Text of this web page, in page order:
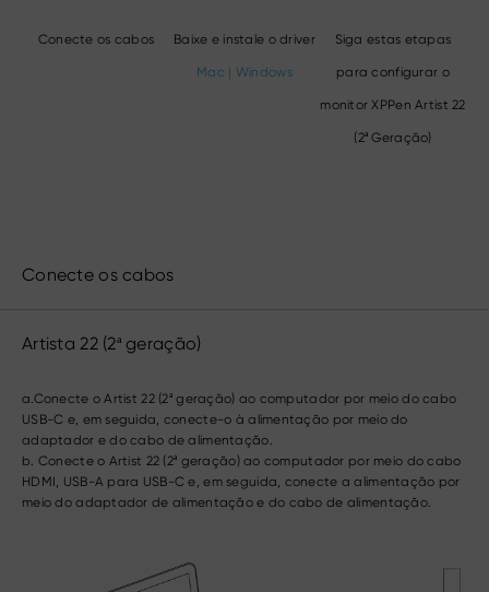
Conecte os cabos Baixe e instale o driver
Mac Windows
Siga estas etapas
para configurar o
monitor XPPen Artist 22
(2ª Geração)
Conecte os cabos
Artista 22 (2ªgeração)
a.Conecte o Artist 22 (2ª geração) ao computador por meio do cabo
USB-C e, em seguida, conecte-o à alimentação por meio do
adaptador e do cabo de alimentação.
b. Conecte o Artist 22 (2ª geração) ao computador por meio do cabo
HDMI, USB-A para USB-C e, em seguida, conecte a alimentação por
meio do adaptador de alimentação e do cabo de alimentação.